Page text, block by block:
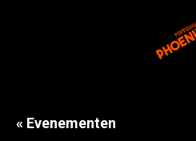
« Evenementen